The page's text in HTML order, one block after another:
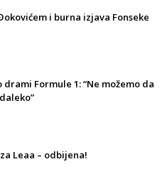
i burna izjava Fonseke
drami Formule 1: “Ne možemo da
Leaa – odbijena!